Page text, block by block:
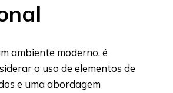
ambiente moderno, é
o uso de elementos de
e uma abordagem